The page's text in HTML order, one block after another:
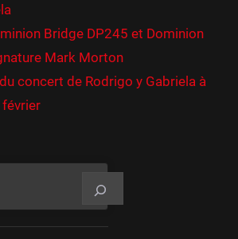
Bridge DP245 et Dominion
Mark Morton
concert de Rodrigo y Gabriela à
février